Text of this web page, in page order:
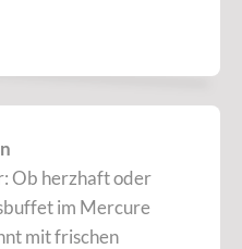
Ob herzhaft oder
im Mercure
mit frischen